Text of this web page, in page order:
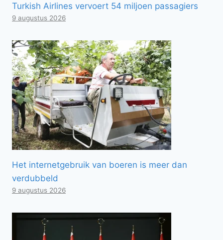
Turkish Airlines vervoert 54 miljoen passagiers
9 augustus 2026
Het internetgebruik van boeren is meer dan
verdubbeld
9 augustus 2026